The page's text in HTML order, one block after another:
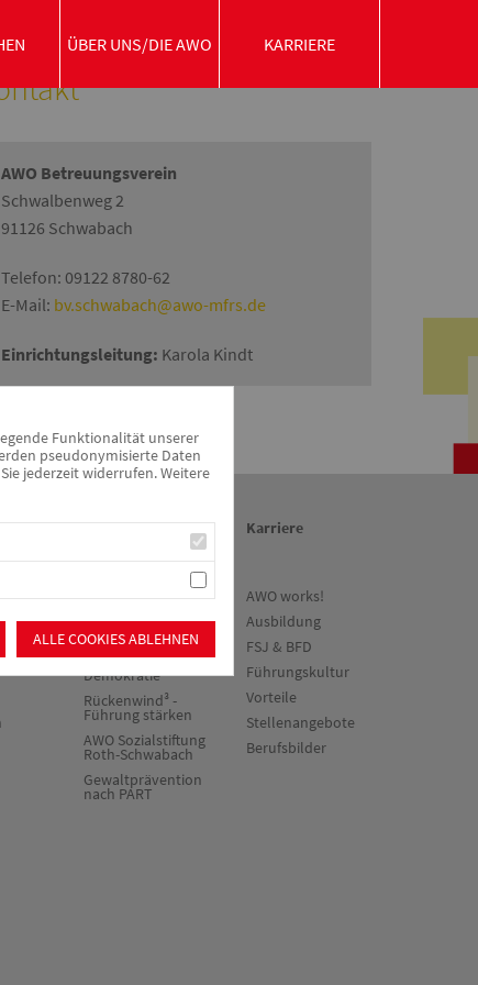
AWO Betreuungsverein
Schwalbenweg 2
91126 Schwabach
Telefon: 09122 8780-62
E-Mail: bv.schwabach@awo-mfrs.de
Einrichtungsleitung: Karola Kindt
Über uns/Die AWO
Vision
Unser
Kreisverband
Vielfalt und
Demokratie
Rückenwind³ -
Führung stärken
AWO Sozialstiftung
Roth-Schwabach
Gewaltprävention
nach PART
Karriere
AWO works!
Ausbildung
FSJ & BFD
Führungskultur
Vorteile
Stellenangebote
Berufsbilder
ÜBER UNS/DIE AWO KARRIERE
Funktionalität unserer
pseudonymisierte Daten
jederzeit widerrufen. Weitere
ALLE COOKIES ABLEHNEN